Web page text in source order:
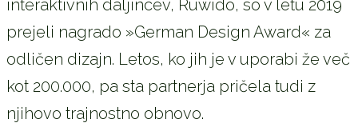
interaktivnih daljincev, Ruwido, so v letu 2019
prejeli nagrado »German Design Award« za
odličen dizajn. Letos, ko jih je v uporabi že več
kot 200.000, pa sta partnerja pričela tudi z
njihovo trajnostno obnovo.